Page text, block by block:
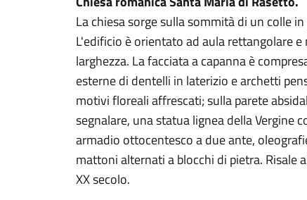
La chiesa sorge sulla sommità di un colle
L'edificio è orientato ad aula rettangolare
larghezza. La facciata a capanna è
esterne di dentelli in laterizio e archetti
motivi floreali affrescati; sulla parete
segnalare, una statua lignea della Vergine
armadio ottocentesco a due ante,
mattoni alternati a blocchi di pietra. Risale
XX secolo.